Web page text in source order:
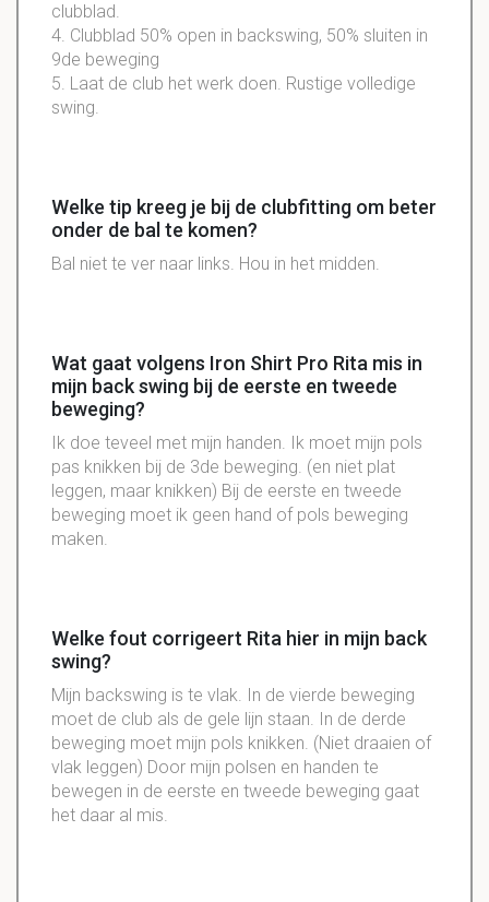
clubblad.
4. Clubblad 50% open in backswing, 50% sluiten in
9de beweging
5. Laat de club het werk doen. Rustige volledige
swing.
Welke tip kreeg je bij de clubfitting om beter
onder de bal te komen?
Bal niet te ver naar links. Hou in het midden.
Wat gaat volgens Iron Shirt Pro Rita mis in
mijn back swing bij de eerste en tweede
beweging?
Ik doe teveel met mijn handen. Ik moet mijn pols
pas knikken bij de 3de beweging. (en niet plat
leggen, maar knikken) Bij de eerste en tweede
beweging moet ik geen hand of pols beweging
maken.
Welke fout corrigeert Rita hier in mijn back
swing?
Mijn backswing is te vlak. In de vierde beweging
moet de club als de gele lijn staan. In de derde
beweging moet mijn pols knikken. (Niet draaien of
vlak leggen) Door mijn polsen en handen te
bewegen in de eerste en tweede beweging gaat
het daar al mis.